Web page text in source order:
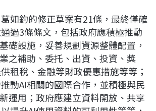
如鈞的修正草案有21條，最終僅確
過3條條文，包括政府應積極推動
礎設施，妥善規劃資源整體配置，
之補助、委托、出資、投資、獎
租稅、金融等財政優惠措施等等；
動AI相關的國際合作，並積極與民
運用；政府應建立資料開放、共享